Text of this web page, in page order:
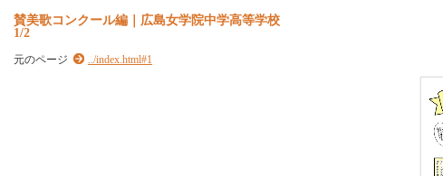
賛美歌コンクール編｜広島女学院中学高等学校
1/2
元のページ ../index.html#1